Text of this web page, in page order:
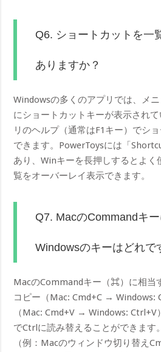
Q6. ショートカットを一
ありますか？
Windowsの多くのアプリでは、メ
にショートカットキーが表示され
リのヘルプ（通常はF1キー）でシ
できます。PowerToysには「
あり、Winキーを長押しするとよく
覧をオーバーレイ表示できます。
Q7. MacのCommandキ
Windowsのキーはどれで
MacのCommandキー（⌘）に相当
コピー（Mac: Cmd+C → Windows:
（Mac: Cmd+V → Windows:
でCtrlに読み替えることができます
（例：Macのウィンドウ切り替え